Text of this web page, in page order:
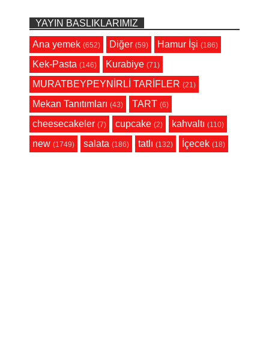
YAYIN BASLIKLARIMIZ
Ana yemek (652) Diğer (59) Hamur İşi (186)
Kek-Pasta (146) Kurabiye (71)
MURATBEYPEYNİRLİ TARİFLER (21)
Mekan Tanıtımları (43) TART (6)
cheesecakeler (7) cupcake (2) kahvaltı (110)
new (1749) salata (186) tatlı (132) İçecek (18)